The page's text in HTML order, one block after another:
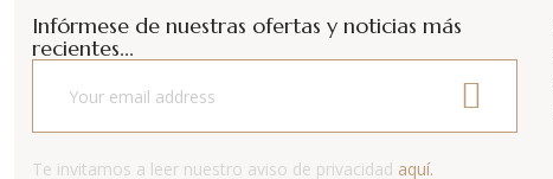
Infórmese de nuestras ofertas y noticias más
recientes...
Te invitamos a leer nuestro aviso de privacidad aquí.